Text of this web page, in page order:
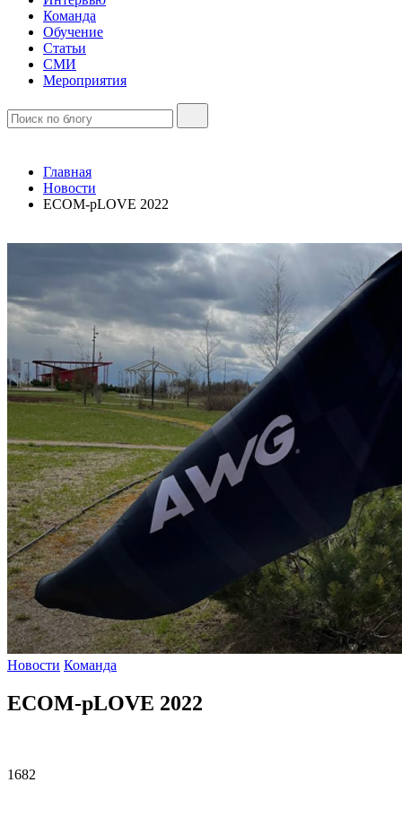
Команда
Обучение
Статьи
СМИ
Мероприятия
Главная
Новости
ECOM-pLOVE 2022
Новости Команда
ECOM-pLOVE 2022
1682